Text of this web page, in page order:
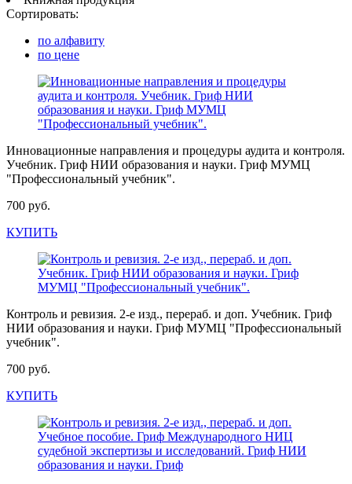
Сортировать:
по алфавиту
по цене
Инновационные направления и процедуры аудита и контроля.
Учебник. Гриф НИИ образования и науки. Гриф МУМЦ
"Профессиональный учебник".
700 руб.
КУПИТЬ
Контроль и ревизия. 2-е изд., перераб. и доп. Учебник. Гриф
НИИ образования и науки. Гриф МУМЦ "Профессиональный
учебник".
700 руб.
КУПИТЬ